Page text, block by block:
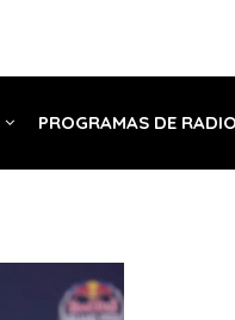
PROGRAMAS DE RADIO